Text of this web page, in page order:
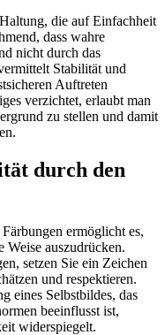
die auf Einfachheit
dass wahre
nicht durch das
Stabilität und
Auftreten
verzichtet, erlaubt man
zu stellen und damit
durch den
ermöglicht es,
Weise auszudrücken.
setzen Sie ein Zeichen
und respektieren.
eines Selbstbildes, das
beeinflusst ist,
widerspiegelt.